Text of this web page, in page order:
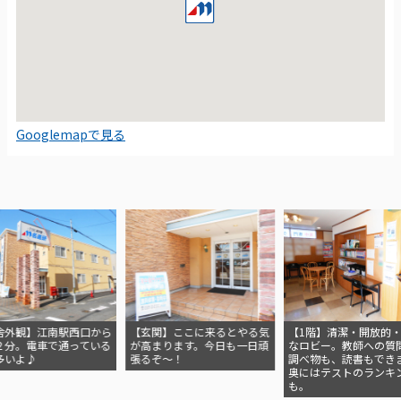
Googlemapで見る
観】江南駅西口から
。電車で通っている
よ♪
【玄関】ここに来るとやる気
が高まります。今日も一日頑
張るぞ～！
【1階】清潔・開放的・
なロビー。教師への質
調べ物も、読書もでき
奥にはテストのランキ
も。